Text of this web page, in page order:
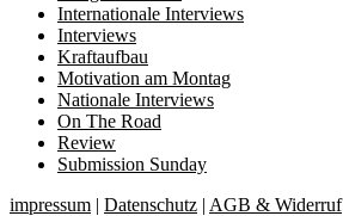
Internationale Interviews
Interviews
Kraftaufbau
Motivation am Montag
Nationale Interviews
On The Road
Review
Submission Sunday
impressum | Datenschutz | AGB & Widerruf